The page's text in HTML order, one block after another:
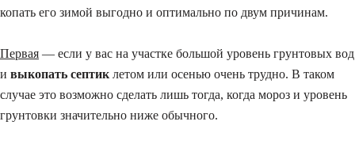
копать его зимой выгодно и оптимально по двум причинам.
Первая — если у вас на участке большой уровень грунтовых вод
и выкопать септиклетом или осенью очень трудно. В таком
случае это возможно сделать лишь тогда, когда мороз и уровень
грунтовки значительно ниже обычного.